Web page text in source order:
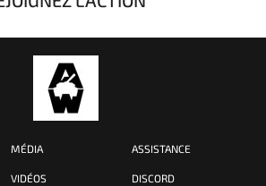
MÉDIA
VIDÉOS
ASSISTANCE
DISCORD